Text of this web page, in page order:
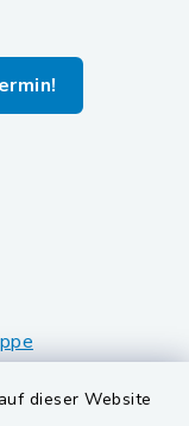
dieser Website